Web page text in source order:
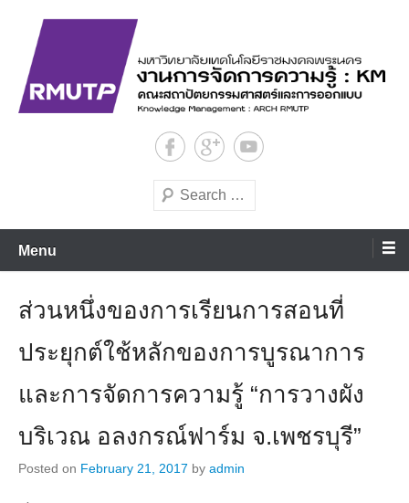
content
งานการจัดการความรู้ คณะสถา
ปัตยฯ มทร.พระนคร
Search
Menu
ส่วนหนึ่งของการเรียนการสอนที่
ประยุกต์ใช้หลักของการบูรณาการ
และการจัดการความรู้ “การวางผัง
บริเวณ อลงกรณ์ฟาร์ม จ.เพชรบุรี”
Posted on February 21, 2017 by admin